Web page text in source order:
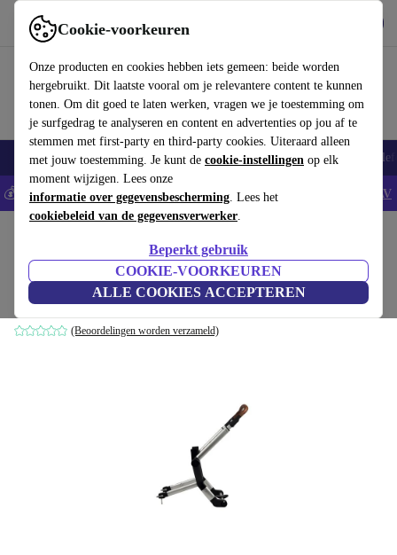
Cookie-voorkeuren
Onze producten en cookies hebben iets gemeen: beide worden
hergebruikt. Dit laatste vooral om je relevantere content te kunnen
tonen. Om dit goed te laten werken, vragen we je toestemming om
je surfgedrag te analyseren en content en advertenties op jou af te
stemmen met first-party en third-party cookies. Uiteraard alleen
met jouw toestemming. Je kunt de cookie-instellingen op elk
moment wijzigen. Lees onze
informatie over gegevensbescherming. Lees het
cookiebeleid van de gegevensverwerker.
Beperkt gebruik
COOKIE-VOORKEUREN
ALLE COOKIES ACCEPTEREN
Gebruik refurbed snel en eenvoudig
Smartphones Laptops Tablets Smartwatches Accessoires
💰Bespaar 5% EXTRA op alle iPhones - Code: IPHONEDEAL - AV
Joolz Day 1 frame
zilver
(Beoordelingen worden verzameld)